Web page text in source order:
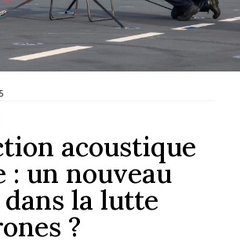
acoustique
: un nouveau
la lutte
?